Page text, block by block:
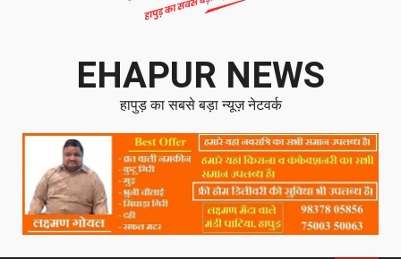
EHAPUR NEWS
हापुड़ का सबसे बड़ा न्यूज़ नेटवर्क